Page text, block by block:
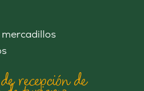
recepción de